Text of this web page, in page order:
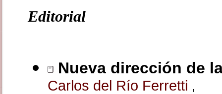
Editorial
Nueva dirección de
Carlos del Río Ferretti ,